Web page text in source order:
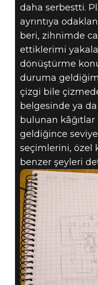
daha serbestti.
ayrıntıya
beri, zihnimde
ettiklerimi
dönüştürme
duruma
çizgi bile
belgesinde ya
bulunan
geldiğince
seçimlerini, özel
benzer şeyleri